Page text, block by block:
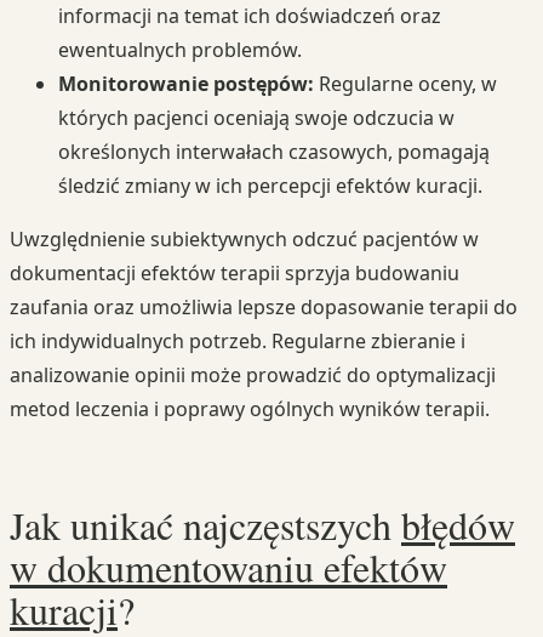
informacji na temat ich doświadczeń oraz
ewentualnych problemów.
Monitorowanie postępów: Regularne oceny, w
których pacjenci oceniają swoje odczucia w
określonych interwałach czasowych, pomagają
śledzić zmiany w ich percepcji efektów kuracji.
Uwzględnienie subiektywnych odczuć pacjentów w
dokumentacji efektów terapii sprzyja budowaniu
zaufania oraz umożliwia lepsze dopasowanie terapii do
ich indywidualnych potrzeb. Regularne zbieranie i
analizowanie opinii może prowadzić do optymalizacji
metod leczenia i poprawy ogólnych wyników terapii.
Jak unikać najczęstszychbłędów
w dokumentowaniu efektów
kuracji?